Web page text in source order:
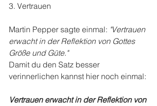
3. Vertrauen
Martin Pepper sagte einmal: "Vertrauen
erwacht in der Reflektion von Gottes
Größe und Güte."
Damit du den Satz besser
verinnerlichen kannst hier noch einmal:
Vertrauen erwacht in der Reflektion von